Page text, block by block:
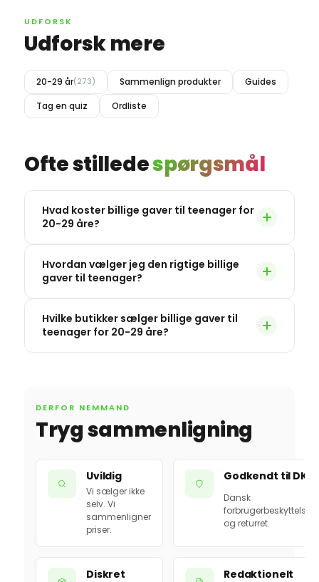
UDFORSK
Udforsk mere
20-29 år(273) Sammenlign produkter
Guides
Tag en quiz
Ordliste
Ofte stilledespørgsmål
Hvad koster billige gaver til teenager for
20-29 åre?
Hvordan vælger jeg den rigtige billige
gaver til teenager?
Hvilke butikker sælger billige gaver til
teenager for 20-29 åre?
DERFOR NEMMAND
Tryg sammenligning
Uvildig
Vi sælger ikke
selv. Vi
sammenligner
priser.
Godkendt til DK
Dansk
forbrugerbeskyttelse
og returret.
Diskret Redaktionelt